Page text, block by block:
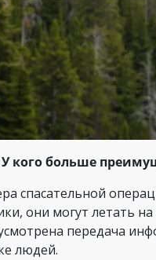
кого больше
спасательной
они могут летать
передача
людей.